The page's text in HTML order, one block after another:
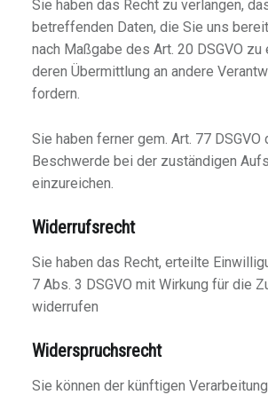
Sie haben das Recht zu verlangen,
betreffenden Daten, die Sie uns
nach Maßgabe des Art. 20 DSGVO zu
deren Übermittlung an andere
fordern.
Sie haben ferner gem. Art. 77 DSGVO
Beschwerde bei der zuständigen
einzureichen.
Widerrufsrecht
Sie haben das Recht, erteilte
7 Abs. 3 DSGVO mit Wirkung für die
widerrufen
Widerspruchsrecht
Sie können der künftigen